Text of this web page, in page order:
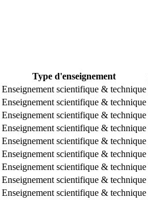
Type d'enseignement
Enseignement scientifique & technique
Enseignement scientifique & technique
Enseignement scientifique & technique
Enseignement scientifique & technique
Enseignement scientifique & technique
Enseignement scientifique & technique
Enseignement scientifique & technique
Enseignement scientifique & technique
Enseignement scientifique & technique